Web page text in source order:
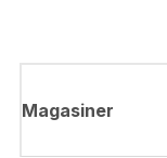
Magasiner